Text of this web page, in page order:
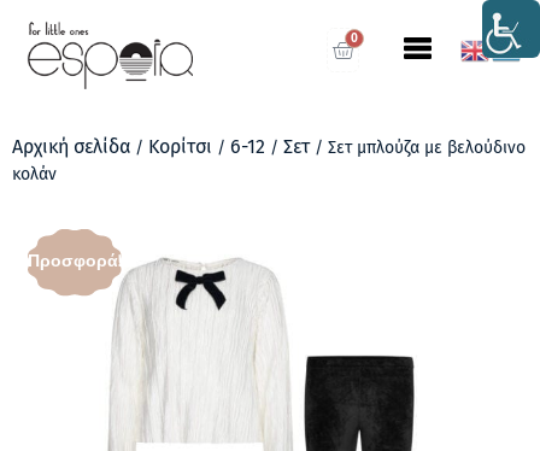
0
Αρχική σελίδα / Κορίτσι / 6-12 / Σετ/ Σετ μπλούζα με βελούδινο
κολάν
Προσφορά!